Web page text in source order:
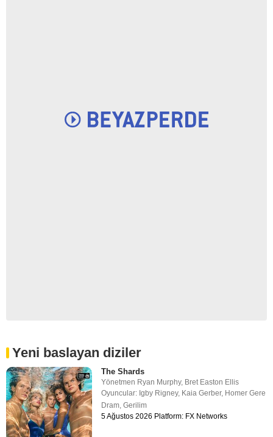
Yeni baslayan diziler
The Shards
Yönetmen Ryan Murphy, Bret Easton Ellis
Oyuncular: Igby Rigney, Kaia Gerber, Homer Gere
Dram,Gerilim
5 Ağustos 2026 Platform: FX Networks